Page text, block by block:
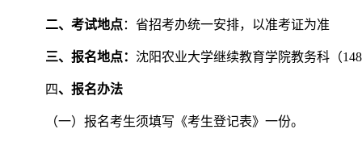
二、考试地点：省招考办统一安排，以准考证为准
三、报名地点： 沈阳农业大学继续教育学院教务科（
四、报名办法
（一）报名考生须填写《考生登记表》一份。